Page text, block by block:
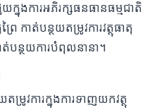
នុងការអភិរក្សធនធានធម្មជាតិ
ៃ កាត់បន្ថយតម្រូវការវត្ថុធាតុ
ន្ថយការបំពុលនានា។
ម្រូវការក្នុងការទាញយកវត្ថុ